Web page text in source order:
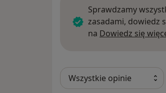
Sprawdzamy
zasadami, dowiedz
na Dowiedz się